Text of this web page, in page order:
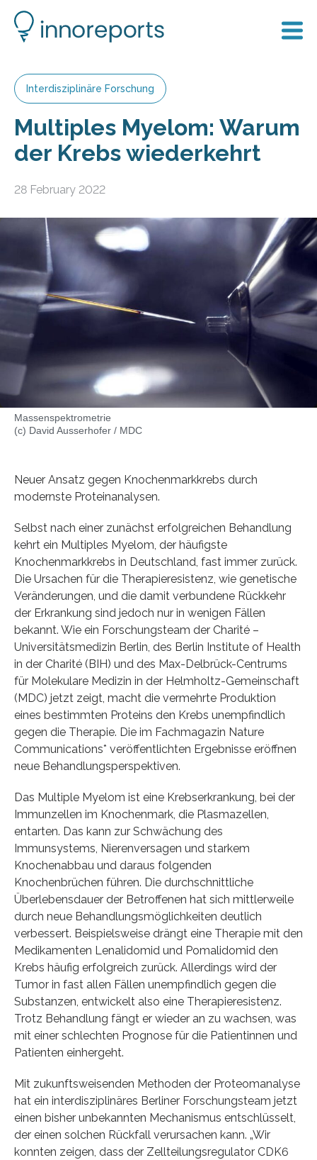
Interdisziplinäre Forschung
Multiples Myelom: Warum
der Krebs wiederkehrt
28 February 2022
Massenspektrometrie
(c) David Ausserhofer / MDC
Neuer Ansatz gegen Knochenmarkkrebs durch
modernste Proteinanalysen.
Selbst nach einer zunächst erfolgreichen Behandlung
kehrt ein Multiples Myelom, der häufigste
Knochenmarkkrebs in Deutschland, fast immer zurück.
Die Ursachen für die Therapieresistenz, wie genetische
Veränderungen, und die damit verbundene Rückkehr
der Erkrankung sind jedoch nur in wenigen Fällen
bekannt. Wie ein Forschungsteam der Charité –
Universitätsmedizin Berlin, des Berlin Institute of Health
in der Charité (BIH) und des Max-Delbrück-Centrums
für Molekulare Medizin in der Helmholtz-Gemeinschaft
(MDC) jetzt zeigt, macht die vermehrte Produktion
eines bestimmten Proteins den Krebs unempfindlich
gegen die Therapie. Die im Fachmagazin Nature
Communications* veröffentlichten Ergebnisse eröffnen
neue Behandlungsperspektiven.
Das Multiple Myelom ist eine Krebserkrankung, bei der
Immunzellen im Knochenmark, die Plasmazellen,
entarten. Das kann zur Schwächung des
Immunsystems, Nierenversagen und starkem
Knochenabbau und daraus folgenden
Knochenbrüchen führen. Die durchschnittliche
Überlebensdauer der Betroffenen hat sich mittlerweile
durch neue Behandlungsmöglichkeiten deutlich
verbessert. Beispielsweise drängt eine Therapie mit den
Medikamenten Lenalidomid und Pomalidomid den
Krebs häufig erfolgreich zurück. Allerdings wird der
Tumor in fast allen Fällen unempfindlich gegen die
Substanzen, entwickelt also eine Therapieresistenz.
Trotz Behandlung fängt er wieder an zu wachsen, was
mit einer schlechten Prognose für die Patientinnen und
Patienten einhergeht.
Mit zukunftsweisenden Methoden der Proteomanalyse
hat ein interdisziplinäres Berliner Forschungsteam jetzt
einen bisher unbekannten Mechanismus entschlüsselt,
der einen solchen Rückfall verursachen kann. „Wir
konnten zeigen, dass der Zellteilungsregulator CDK6